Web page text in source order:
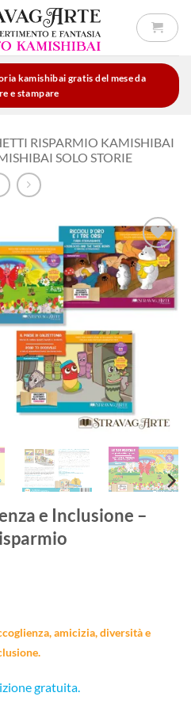
kamishibai gratis del mese da
e stampare
RISPARMIO KAMISHIBAI
SOLO STORIE
Aggiungi
alla lista
dei
desideri
e Inclusione –
amicizia, diversità e
gratuita.